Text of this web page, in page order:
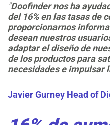
"Doofinder nos ha
del 16% en las tasas de
proporcionarnos
desean nuestros
adaptar el diseño de
de los productos para
necesidades e impulsar
Javier Gurney Head of